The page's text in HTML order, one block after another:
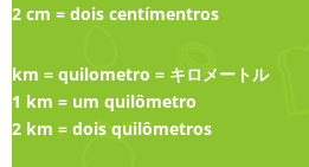
2 cm = dois centímentros
km = quilometro = キロメートル
1 km = um quilômetro
2 km = dois quilômetros